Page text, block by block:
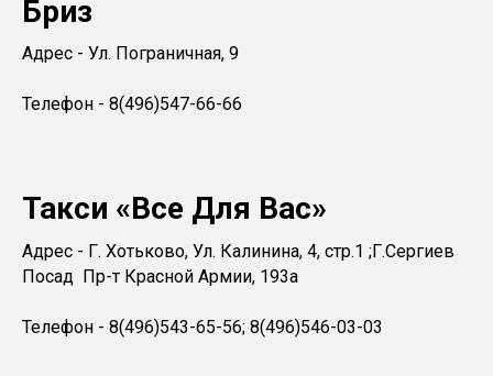
Бриз
Адрес - Ул. Пограничная, 9
Телефон - 8(496)547-66-66
Такси «Все Для Вас»
Адрес - Г. Хотьково, Ул. Калинина, 4, стр.1 ;Г.Сергиев
Посад Пр-т Красной Армии, 193а
Телефон - 8(496)543-65-56; 8(496)546-03-03